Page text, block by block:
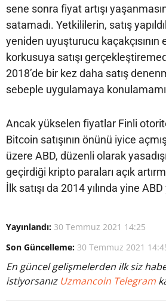
sene sonra fiyat artışı
satamadı. Yetkililerin, satış
yeniden uyuşturucu kaçakçısının
korkusuya satışı
2018’de bir kez daha satış
sebeple uygulamaya
Ancak yükselen fiyatlar Finli
Bitcoin satışının önünü iyice
üzere ABD, düzenli olarak
geçirdiği kripto paraları açık
İlk satışı da 2014 yılında yine ABD
Yayınlandı: 30 Temmuz 2021 14:25
Son Güncelleme: 30 Temmuz 2021
En güncel gelişmelerden ilk siz
istiyorsanız Uzmancoin Telegram